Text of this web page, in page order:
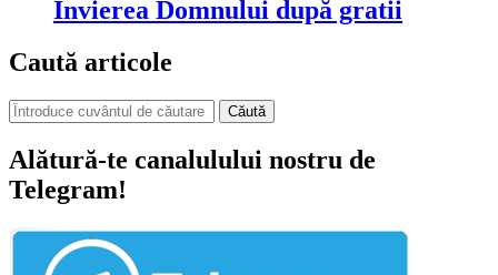
Învierea Domnului după gratii
Caută articole
Căută
Alătură-te canalulului nostru de
Telegram!